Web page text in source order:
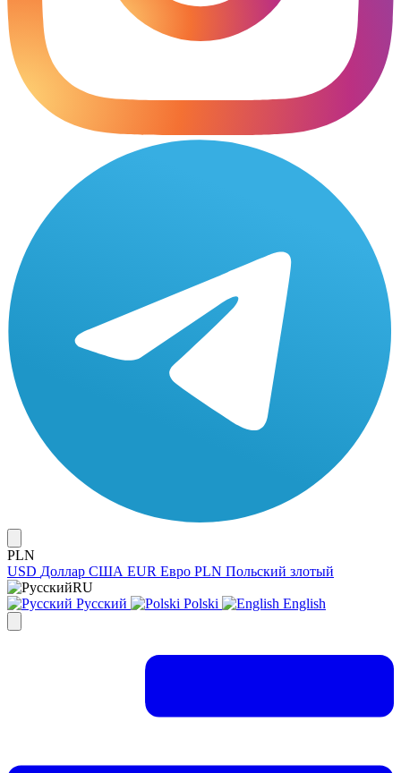
PLN
USD Доллар США EUR Евро PLN Польский злотый
RU
Русский
Polski English